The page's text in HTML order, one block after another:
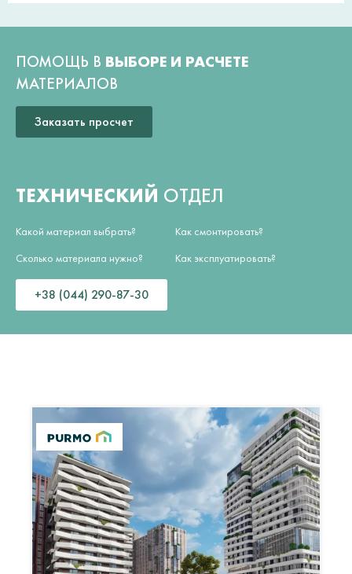
ПОМОЩЬ В ВЫБОРЕ И РАСЧЕТЕ
МАТЕРИАЛОВ
Заказать просчет
ТЕХНИЧЕСКИЙ ОТДЕЛ
Какой материал выбрать?
Сколько материала нужно?
Как смонтировать?
Как эксплуатировать?
+38 (044) 290-87-30